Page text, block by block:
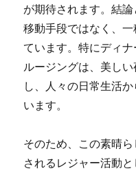
が期待されます。結
移動手段ではなく、
ています。特にディ
ルージングは、美し
し、人々の日常生活
います。
そのため、この素晴
されるレジャー活動